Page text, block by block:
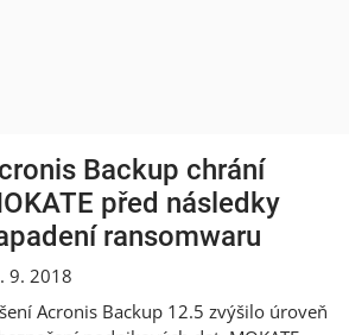
Backup chrání
před následky
ransomwaru
9. 2018
Acronis Backup 12.5 zvýšilo úroveň